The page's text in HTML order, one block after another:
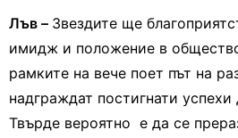
Лъв – Звездите ще
имидж и положение в
рамките на вече поет път на
надграждат постигнати
Твърде вероятно е да се